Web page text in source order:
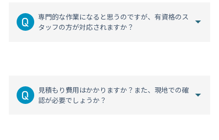
専門的な作業になると思うのですが、有資格のス
タッフの方が対応されますか？
見積もり費用はかかりますか？また、現地での確
認が必要でしょうか？